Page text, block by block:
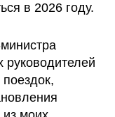
в 2026 году.
руководителей